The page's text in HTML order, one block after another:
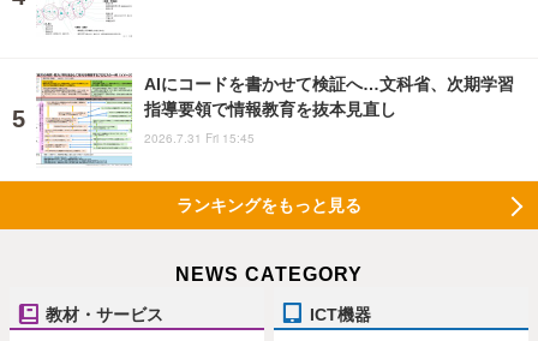
AIにコードを書かせて検証へ…文科省、次期学習
指導要領で情報教育を抜本見直し
2026.7.31 Fri 15:45
ランキングをもっと見る
NEWS CATEGORY
教材・サービス ICT機器